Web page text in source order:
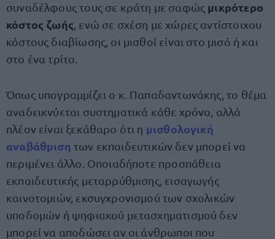
συναδέλφους τους σε κράτη με σαφώς μικρότερο
κόστος ζωής , ενώ σε σχέση με χώρες αντίστοιχου
κόστους διαβίωσης, οι μισθοί είναι στο μισό ή και
στο ένα τρίτο.
Όπως υπογραμμίζει ο κ. Παπαδαντωνάκης, το θέμα
αναδεικνύεται συστηματικά κάθε χρόνο, αλλά
πλέον είναι ξεκάθαρο ότι η μισθολογική
αναβάθμιση των εκπαιδευτικών δεν μπορεί να
περιμένει άλλο. Οποιαδήποτε προσπάθεια
εκπαιδευτικής μεταρρύθμισης, εισαγωγής
καινοτομιών, εκσυγχρονισμού των σχολικών
υποδομών ή ψηφιακού μετασχηματισμού δεν
μπορεί να αποδώσει αν οι άνθρωποι που